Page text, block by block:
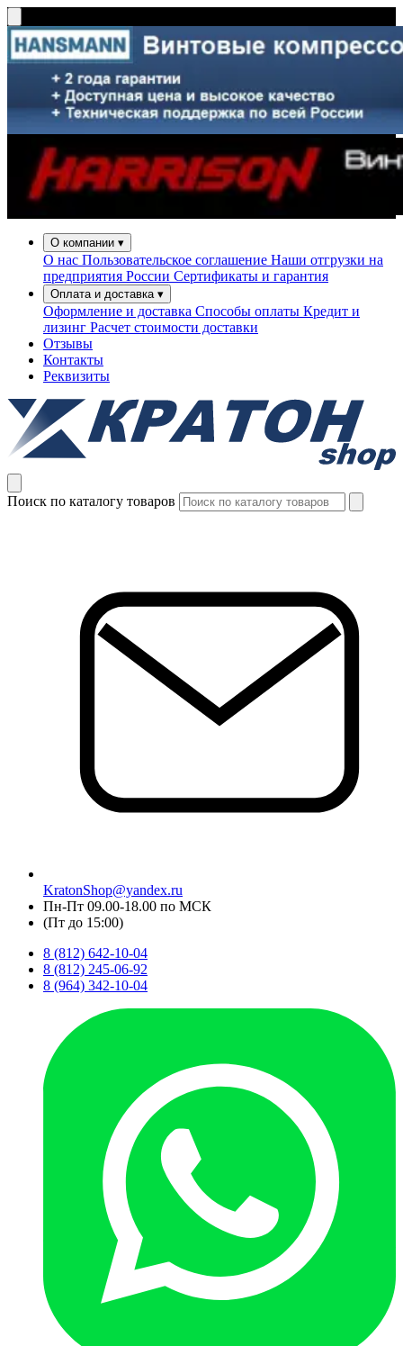
О компании ▾
О нас Пользовательское соглашение Наши отгрузки на
предприятия России Сертификаты и гарантия
Оплата и доставка ▾
Оформление и доставка Способы оплаты Кредит и
лизинг Расчет стоимости доставки
Отзывы
Контакты
Реквизиты
Поиск по каталогу товаров
KratonShop@yandex.ru
Пн-Пт 09.00-18.00 по МСК
(Пт до 15:00)
8 (812) 642-10-04
8 (812) 245-06-92
8 (964) 342-10-04